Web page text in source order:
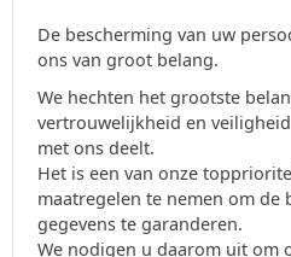
De bescherming van uw
ons van groot belang.
We hechten het grootste
vertrouwelijkheid en
met ons deelt.
Het is een van onze
maatregelen te nemen om de
gegevens te garanderen.
We nodigen u daarom uit om